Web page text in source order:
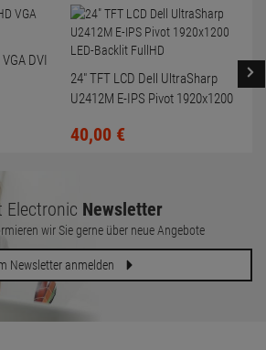
DVI
24" TFT LCD Dell UltraSharp
U2412M E-IPS Pivot 1920x1200
40,00 €
Electronic Newsletter
wir Sie gerne über neue Angebote
Newsletter anmelden